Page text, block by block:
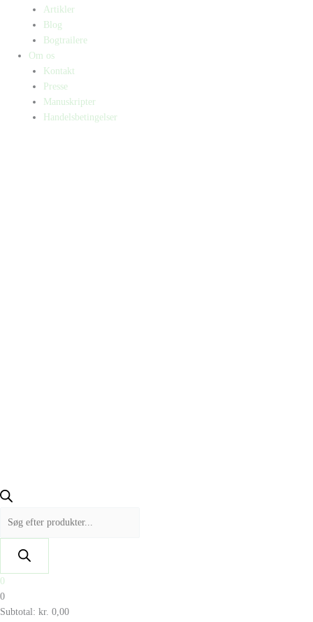
Artikler
Blog
Bogtrailere
Om os
Kontakt
Presse
Manuskripter
Handelsbetingelser
0
0
Subtotal: kr. 0,00